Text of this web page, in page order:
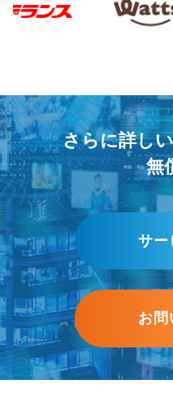
さらに詳し
無
サー
お問